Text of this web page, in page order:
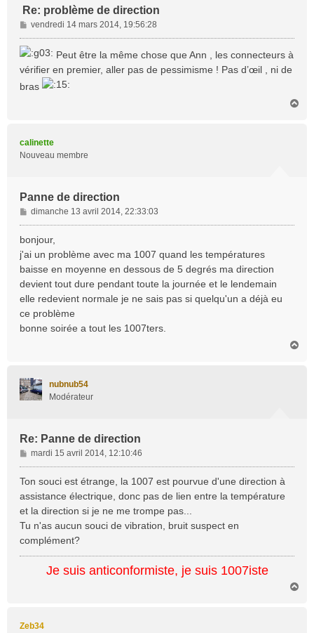
Re: problème de direction
M
e
s
a
g
vendredi 14 mars 2014, 19:56:28
Peut être la même chose que Ann , les connecteurs à
vérifier en premier, aller pas de pessimisme ! Pas d’œil , ni de
bras
calinette
Nouveau membre
Panne de direction
M
e
s
s
g
e
dimanche 13 avril 2014, 22:33:03
bonjour,
j'ai un problème avec ma 1007 quand les températures
baisse en moyenne en dessous de 5 degrés ma direction
devient tout dure pendant toute la journée et le lendemain
elle redevient normale je ne sais pas si quelqu'un a déjà eu
ce problème
bonne soirée a tout les 1007ters.
nubnub54
Modérateur
Re: Panne de direction
M
e
s
g
e
mardi 15 avril 2014, 12:10:46
Ton souci est étrange, la 1007 est pourvue d'une direction à
assistance électrique, donc pas de lien entre la température
et la direction si je ne me trompe pas...
Tu n'as aucun souci de vibration, bruit suspect en
complément?
Je suis anticonformiste, je suis 1007iste
Zeb34